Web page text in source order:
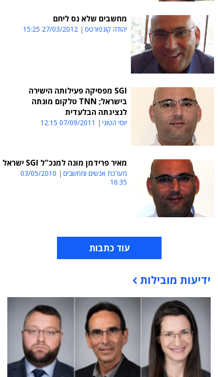
מחשבים שלא נס ליחם
יהודה קונפורטס 27/03/2012 15:25
SGI מפסיקה פעילותה הישירה
בישראל; TNN טלקום מונתה
לנציגתה הבלעדית
יוסי הטוני 07/09/2011 12:15
מאיר פרידמן מונה למנכ"ל SGI ישראל
מערכת אנשים ומחשבים
03/05/2010
16:35
עוד כתבות
תוכן פרסומי
ידיעות מובילות